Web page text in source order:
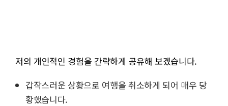
저의 개인적인 경험을 간략하게 공유해 보겠습니다.
갑작스러운 상황으로 여행을 취소하게 되어 매우 당
황했습니다.